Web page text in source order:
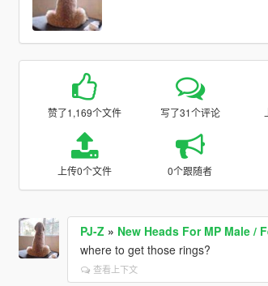
赞了1,169个文件 写了31个评论
上传0个文件 0个跟随者
PJ-Z » New Heads For MP Male /
where to get those rings?
查看上下文